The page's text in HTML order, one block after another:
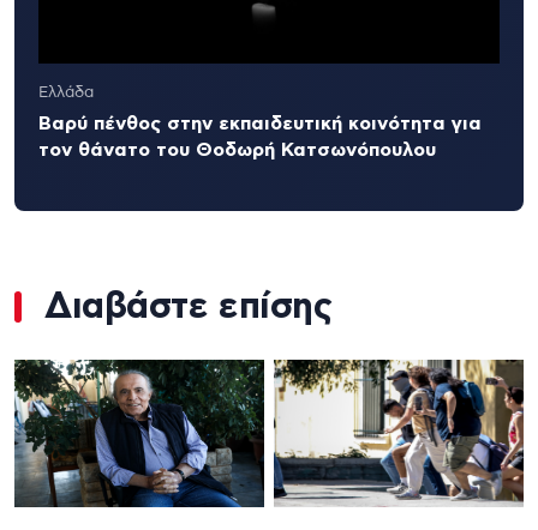
Ελλάδα
Βαρύ πένθος στην εκπαιδευτική κοινότητα για
τον θάνατο του Θοδωρή Κατσωνόπουλου
Διαβάστε επίσης